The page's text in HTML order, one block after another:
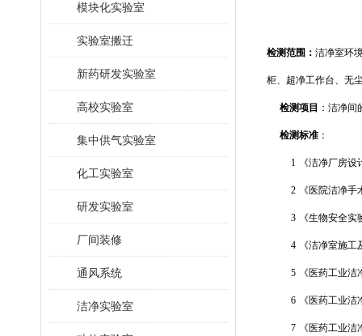
模块化实验室
实验室搬迁
新药研发实验室
高校实验室
集中供气实验室
化工实验室
研发实验室
厂间装修
通风系统
洁净实验室
检测范围： 洁净室环
柜、超净工作台、无
检测项目 ：洁净
检测标准 ：
1 《洁净厂房设
2 《医院洁净
3 《生物安全
4 《洁净室施
5 《医药工业
6 《医药工业
7 《医药工业